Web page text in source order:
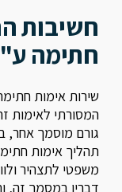
חשיבות
חתימה
שירות אימות
המסורתי לאימות
גורם מוסמך אחר,
תהליך אימות
משפטי לתצהיר
דבריו במסמך זה,